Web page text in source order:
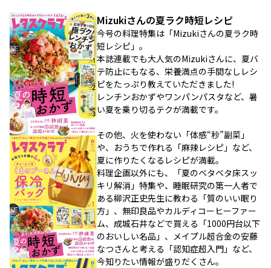
Mizukiさんの夏ラク時短レシピ
今号の料理特集は「Mizukiさんの夏ラク時
短レシピ」。
本誌連載でも大人気のMizukiさんに、夏バ
テ防止にもなる、栄養満点の手間なしレシ
ピをたっぷり教えていただきました!
レンチンおかずやワンパンパスタなど、暑
い夏を乗り切るテクが満載です。
その他、火を使わない「体感“秒”副菜」
や、おうちで作れる「麻辣レシピ」など、
夏に作りたくなるレシピが満載。
料理企画以外にも、「夏のベタベタ床スッ
キリ解消」特集や、睡眠研究の第一人者で
ある柳沢正史先生に教わる「質のいい眠り
方」、無印良品やカルディコーヒーファー
ム、成城石井などで買える「1000円台以下
のおいしい名品」、メイプル超合金の安藤
なつさんと考える「認知症超入門」など、
今知りたい情報が盛りだくさん。